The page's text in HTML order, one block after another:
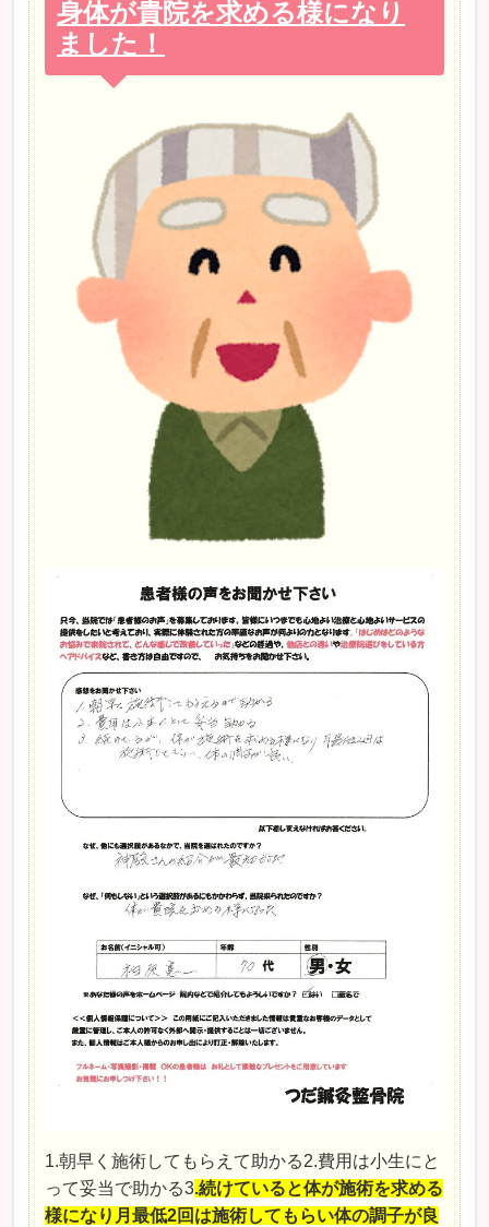
身体が貴院を求める様になり
ました！
1.朝早く施術してもらえて助かる2.費用は小生にと
って妥当で助かる3.続けていると体が施術を求める
様になり月最低2回は施術してもらい体の調子が良